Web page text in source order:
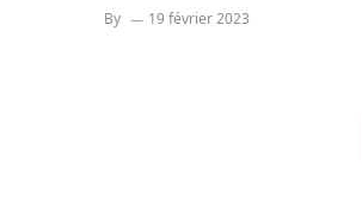
By 19 février 2023